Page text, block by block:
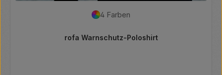
4 Farben
rofa Warnschutz-Poloshirt